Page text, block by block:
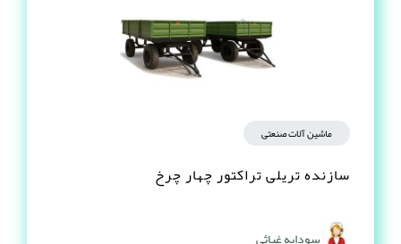
ماشین آلات صنعتی
سازنده تریلی تراکتور چهار چرخ
سودابه غیاثی